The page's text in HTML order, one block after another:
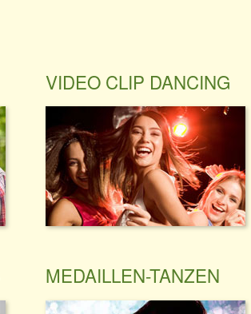
VIDEO CLIP DANCING
MEDAILLEN-TANZEN